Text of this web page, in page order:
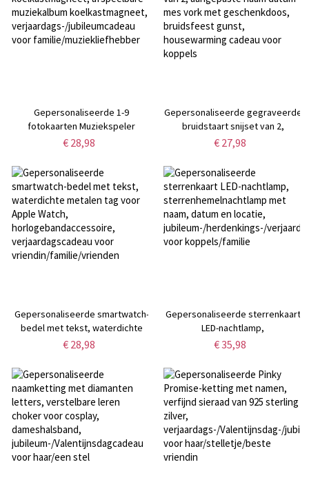
Gepersonaliseerde 1-9
fotokaarten Muziekspeler
koelkastmagneet, afspeelbare
verjaardags-/jubileumcadeau
voor familie/muziekliefhebber
€ 28,98
Gepersonaliseerde gegraveerde
bruidstaart snijset van 2,
aangepaste naam datum mes
bruidsfeest gunst,
housewarming cadeau voor
koppels
€ 27,98
Gepersonaliseerde smartwatch-
bedel met tekst, waterdichte
metalen tag voor Apple Watch,
verjaardagscadeau voor
vriendin/familie/vrienden
€ 28,98
Gepersonaliseerde sterrenkaart
LED-nachtlamp,
sterrenhemelnachtlamp met
jubileum-/herdenkings-/
voor koppels/familie
€ 35,98